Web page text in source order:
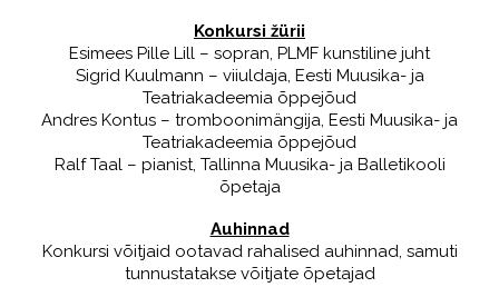
Konkursi žürii
Esimees Pille Lill – sopran, PLMF kunstiline juht
Sigrid Kuulmann – viiuldaja, Eesti Muusika- ja
Teatriakadeemia õppejõud
Andres Kontus – tromboonimängija, Eesti Muusika- ja
Teatriakadeemia õppejõud
Ralf Taal – pianist, Tallinna Muusika- ja Balletikooli
õpetaja
Auhinnad
Konkursi võitjaid ootavad rahalised auhinnad, samuti
tunnustatakse võitjate õpetajad